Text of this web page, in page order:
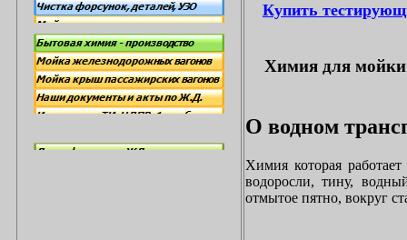
Купить
Химия для мойки
О водном
Химия которая
водоросли, тину,
отмытое пятно, вокруг